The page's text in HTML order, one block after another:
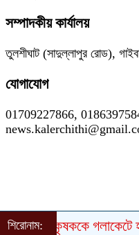
শিরোনাম: কৃষককে গলাকেটে
সম্পাদকীয় কার্যালয়
তুলশীঘাট (সাদুল্লাপুর রোড),
যোগাযোগ
01709227866,